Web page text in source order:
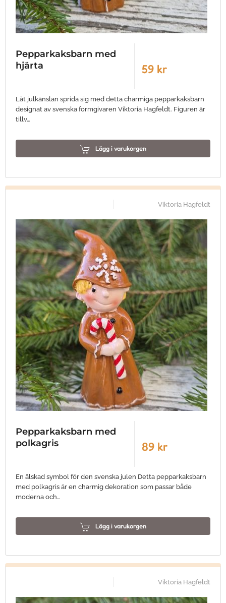
Pepparkaksbarn med
hjärta
59 kr
Låt julkänslan sprida sig med detta charmiga pepparkaksbarn
designat av svenska formgivaren Viktoria Hagfeldt. Figuren är
tillv…
Lägg i varukorgen
Viktoria Hagfeldt
Pepparkaksbarn med
polkagris
89 kr
En älskad symbol för den svenska julen Detta pepparkaksbarn
med polkagris är en charmig dekoration som passar både
moderna och…
Lägg i varukorgen
Viktoria Hagfeldt